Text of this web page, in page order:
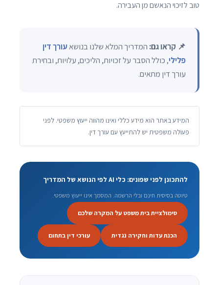
טוב לזיכוי הנאשם מן העבירה.
📌 קראו גם: המדריך המלא שלנו בנושאעורך דין
פלילי, כולל הסבר על זכויות, הליכים, עלויות, ובחירת
עורך דין מתאים.
המידע באתר הוא מידע כללי ואינו מהווה ייעוץ משפטי. לפני
פעולה משפטית יש להתייעץ עם עורך דין.
להתכונן לפני שפונים: כלי AI לפי הנושא של המדריך
טיוטה בסיסית חינם ובלי הרשמה. המסמך אינו ייעוץ משפטי.
סימולציית בית משפט על המקרה שלכם
הכנת עדות וחקירה נגדית עורכי דין בתחום